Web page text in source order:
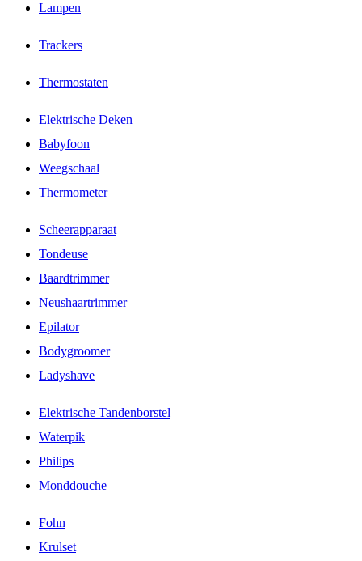
Lampen
Trackers
Thermostaten
Elektrische Deken
Babyfoon
Weegschaal
Thermometer
Scheerapparaat
Tondeuse
Baardtrimmer
Neushaartrimmer
Epilator
Bodygroomer
Ladyshave
Elektrische Tandenborstel
Waterpik
Philips
Monddouche
Fohn
Krulset